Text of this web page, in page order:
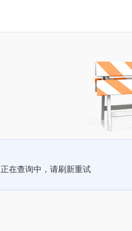
正在查询中，请刷新重试